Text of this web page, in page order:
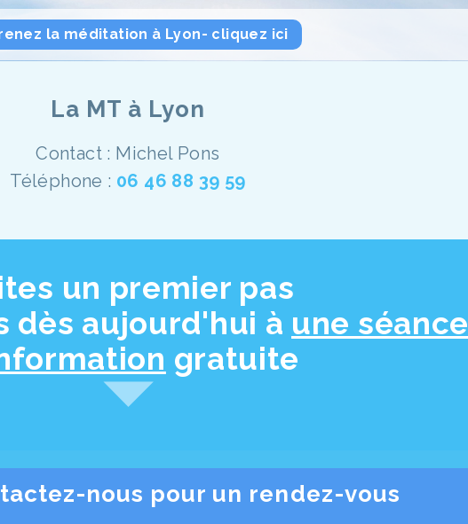
la méditation à Lyon- cliquez ici
La MT à Lyon
Contact : Michel Pons
Téléphone : 06 46 88 39 59
un premier pas
dès aujourd'hui à une séance
gratuite
nous pour un rendez-vous